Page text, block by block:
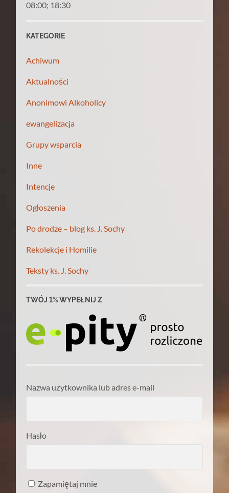
08:00; 18:30
KATEGORIE
Achiwum
Aktualności
Anonimowi Alkoholicy
ewangelizacja
Grupy wsparcia
Inne
Intencje
Ogłoszenia
Po drodze – blog ks. J. Sochy
Rekolekcje i Homilie
Teksty ks. J. Sochy
TWÓJ 1% WYPEŁNIJ Z
Nazwa użytkownika lub adres e-mail
Hasło
Zapamiętaj mnie